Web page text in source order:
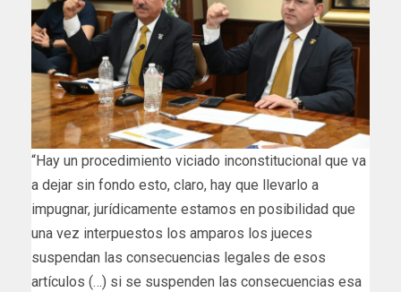
“Hay un procedimiento viciado inconstitucional que va
a dejar sin fondo esto, claro, hay que llevarlo a
impugnar, jurídicamente estamos en posibilidad que
una vez interpuestos los amparos los jueces
suspendan las consecuencias legales de esos
artículos (…) si se suspenden las consecuencias esa